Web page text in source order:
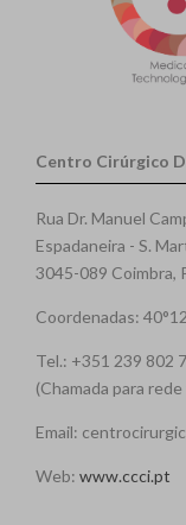
Centro Cirúrgico
Rua Dr. Manuel
Espadaneira - S.
3045-089 Coimbra,
Coordenadas:
Tel.: +351 239 802
(Chamada para
Email:
Web: www.ccci.pt